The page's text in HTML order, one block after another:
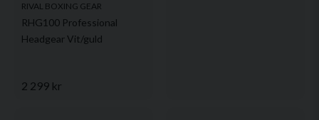
RIVAL BOXING GEAR
RHG100 Professional
Headgear Vit/guld
2 299 kr